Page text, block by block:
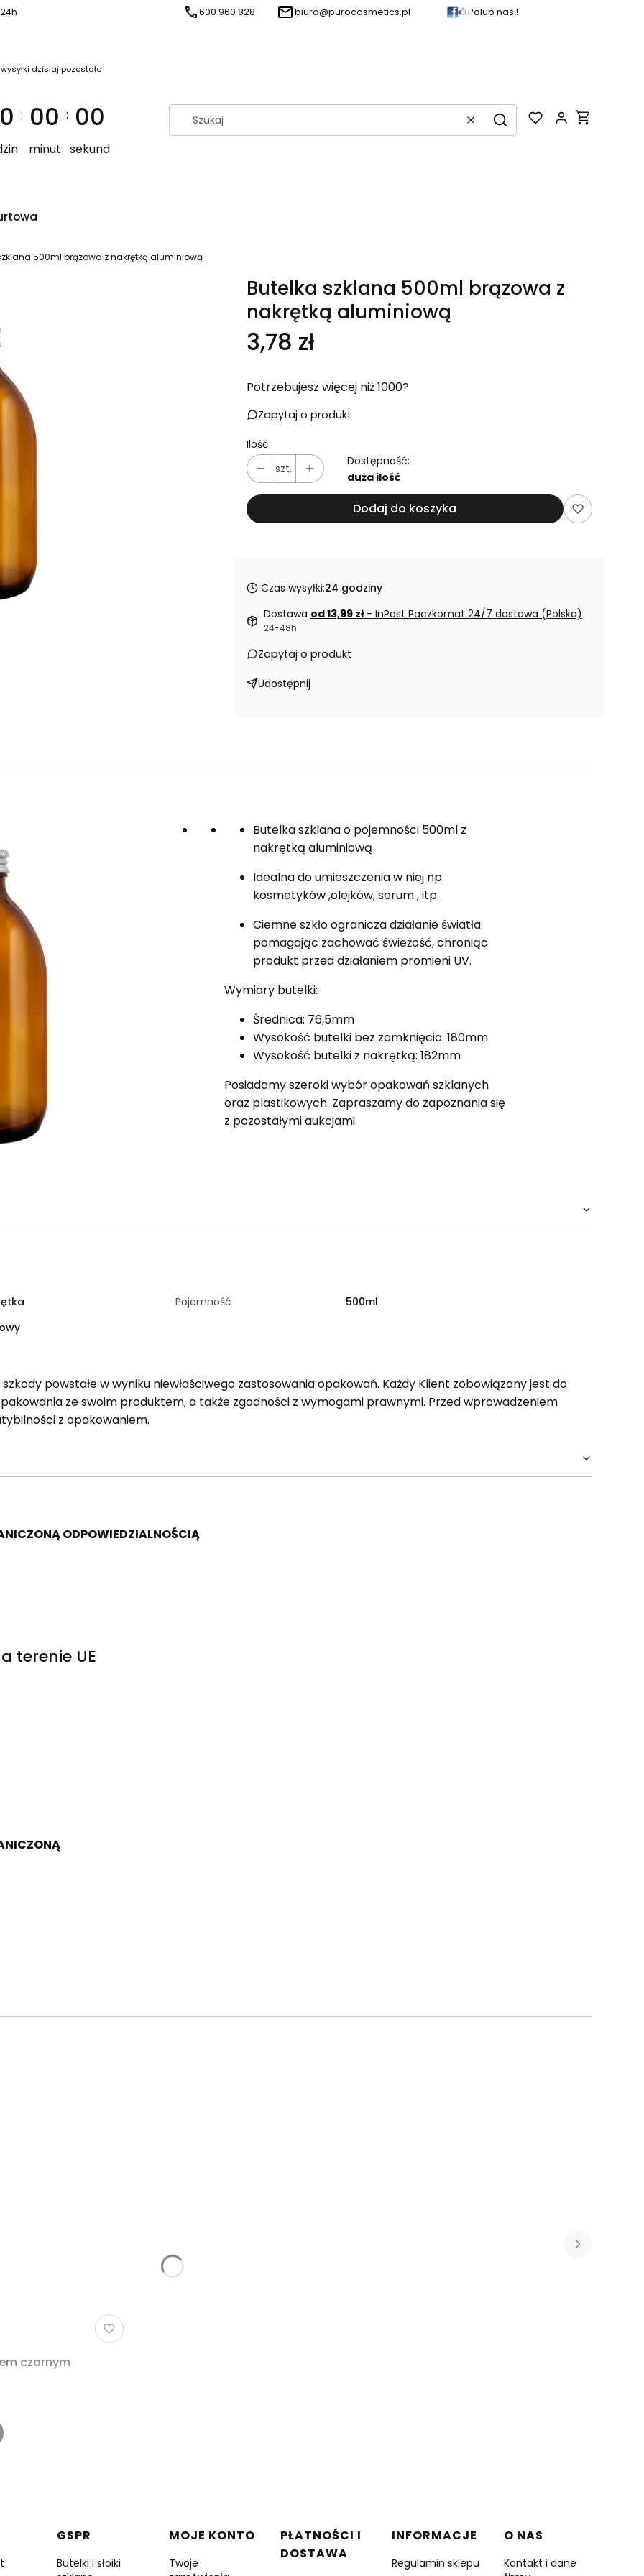
600 960 828 biuro@purocosmetics.pl Polub nas !
dzisiaj pozostało
: 00
minut
: 00
sekund
WyczyśćSzukaj
Produkty w
500ml brązowa z nakrętką aluminiową
Butelka szklana 500ml brązowa z
nakrętką aluminiową
Cena
3,78 zł
Potrzebujesz więcej niż 1000?
Zapytaj o produkt
Ilość
szt.
Dostępność:
duża ilość
Dodaj do koszyka
Czas wysyłki:24 godziny
Dostawa od 13,99 zł - InPost Paczkomat 24/7 dostawa (Polska)
24-48h
Zapytaj o produkt
Udostępnij
Butelka szklana o pojemności 500ml z
nakrętką aluminiową
Idealna do umieszczenia w niej np.
kosmetyków ,olejków, serum , itp.
Ciemne szkło ogranicza działanie światła
pomagając zachować świeżość, chroniąc
produkt przed działaniem promieni UV.
Wymiary butelki:
Średnica: 76,5mm
Wysokość butelki bez zamknięcia: 180mm
Wysokość butelki z nakrętką: 182mm
Posiadamy szeroki wybór opakowań szklanych
oraz plastikowych. Zapraszamy do zapoznania się
z pozostałymi aukcjami.
Pojemność
500ml
powstałe w wyniku niewłaściwego zastosowania opakowań. Każdy Klient zobowiązany jest do
ze swoim produktem, a także zgodności z wymogami prawnymi. Przed wprowadzeniem
z opakowaniem.
ODPOWIEDZIALNOŚCIĄ
terenie UE
czarnym
stopceGSPR
Butelki i słoiki
MOJE KONTO
Twoje
PŁATNOŚCI I
DOSTAWA
INFORMACJE
Regulamin sklepu
O NAS
Kontakt i dane